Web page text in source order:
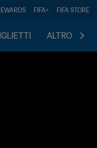
FIFA+ FIFA STORE
ALTRO